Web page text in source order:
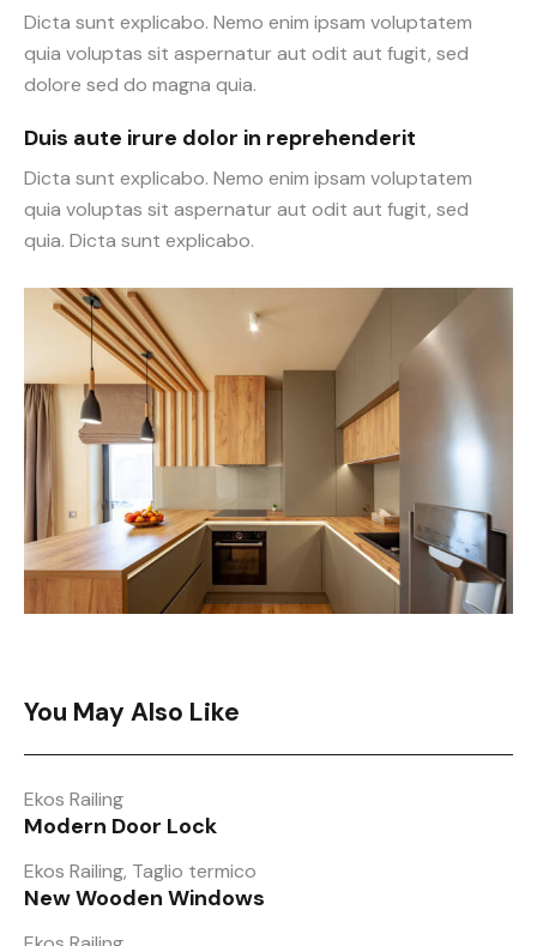
Dicta sunt explicabo. Nemo enim ipsam voluptatem
quia voluptas sit aspernatur aut odit aut fugit, sed
dolore sed do magna quia.
Duis aute irure dolor in reprehenderit
Dicta sunt explicabo. Nemo enim ipsam voluptatem
quia voluptas sit aspernatur aut odit aut fugit, sed
quia. Dicta sunt explicabo.
You May Also Like
Ekos Railing
Modern Door Lock
Ekos Railing, Taglio termico
New Wooden Windows